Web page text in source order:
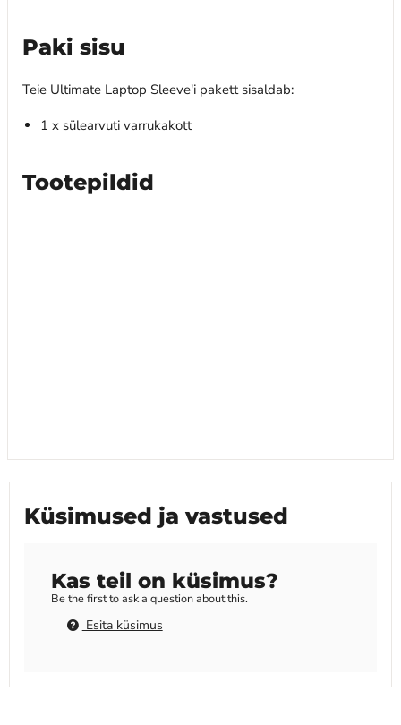
Paki sisu
Teie Ultimate Laptop Sleeve'i pakett sisaldab:
1 x sülearvuti varrukakott
Tootepildid
Küsimused ja vastused
Kas teil on küsimus?
Be the first to ask a question about this.
Esita küsimus